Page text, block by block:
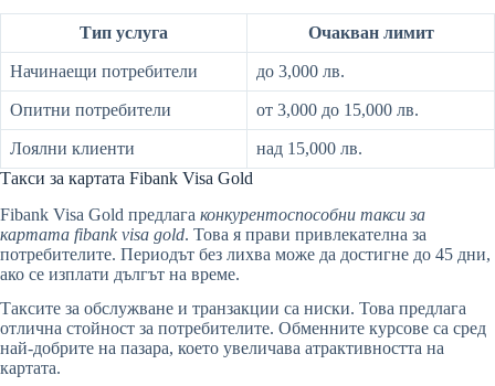
Тип услуга Очакван лимит
Начинаещи потребители до 3,000 лв.
Опитни потребители от 3,000 до 15,000 лв.
Лоялни клиенти
над 15,000 лв.
Такси за картата Fibank Visa Gold
Fibank Visa Gold предлага конкурентоспособни такси за
картата fibank visa gold. Това я прави привлекателна за
потребителите. Периодът без лихва може да достигне до 45 дни,
ако се изплати дългът на време.
Таксите за обслужване и транзакции са ниски. Това предлага
отлична стойност за потребителите. Обменните курсове са сред
най-добрите на пазара, което увеличава атрактивността на
картата.